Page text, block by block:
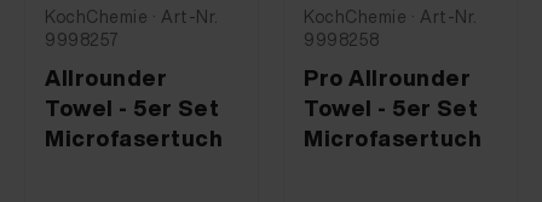
KochChemie · Art-Nr.
9998257
Allrounder
Towel - 5er Set
Microfasertuch
KochChemie · Art-Nr.
9998258
Pro Allrounder
Towel - 5er Set
Microfasertuch